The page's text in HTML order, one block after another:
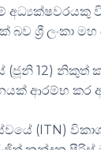
ශ්‍රී ලංකා මහ
12) නිකුත්
ආරම්භ කර
(ITN)